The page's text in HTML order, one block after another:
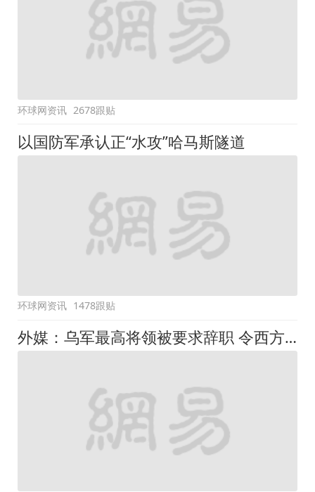
环球网资讯 2678跟贴
以国防军承认正“水攻”哈马斯隧道
环球网资讯 1478跟贴
外媒：乌军最高将领被要求辞职 令西方感到不安